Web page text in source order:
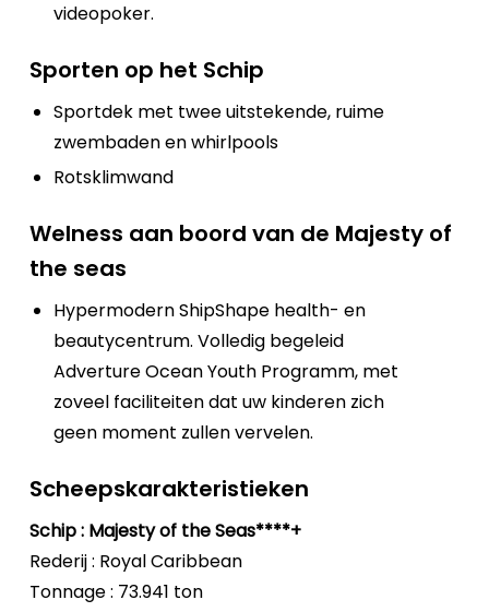
videopoker.
Sporten op het Schip
Sportdek met twee uitstekende, ruime
zwembaden en whirlpools
Rotsklimwand
Welness aan boord van de Majesty of
the seas
Hypermodern ShipShape health- en
beautycentrum. Volledig begeleid
Adverture Ocean Youth Programm, met
zoveel faciliteiten dat uw kinderen zich
geen moment zullen vervelen.
Scheepskarakteristieken
Schip : Majesty of the Seas****+
Rederij : Royal Caribbean
Tonnage : 73.941 ton